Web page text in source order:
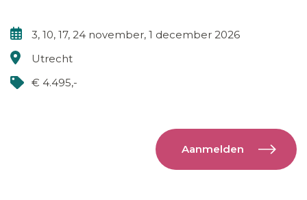
3, 10, 17, 24 november, 1 december 2026
Utrecht
€ 4.495,-
Aanmelden